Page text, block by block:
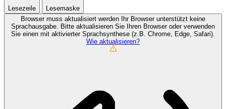
Lesezeile
Lesemaske
Browser muss aktualisiert werden Ihr Browser unterstützt keine
Sprachausgabe. Bitte aktualisieren Sie Ihren Browser oder verwenden
Sie einen mit aktivierter Sprachsynthese (z.B. Chrome, Edge, Safari).
Wie aktualisieren?